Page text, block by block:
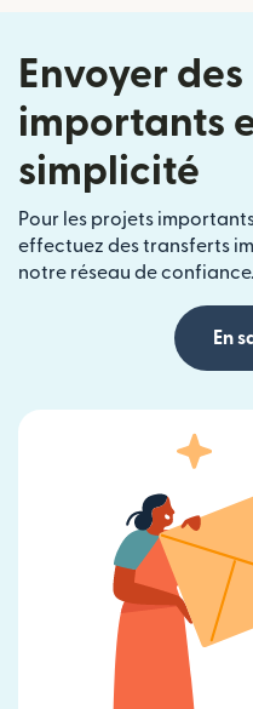
Envoyer
importants
simplicité
Pour les projets
effectuez des transferts
notre réseau de confiance.
En